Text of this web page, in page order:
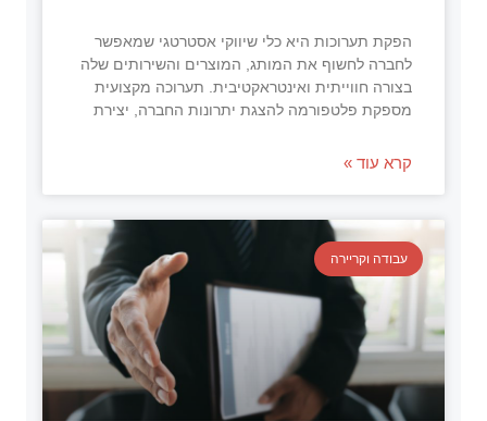
הפקת תערוכות היא כלי שיווקי אסטרטגי שמאפשר
לחברה לחשוף את המותג, המוצרים והשירותים שלה
בצורה חווייתית ואינטראקטיבית. תערוכה מקצועית
מספקת פלטפורמה להצגת יתרונות החברה, יצירת
קרא עוד »
עבודה וקריירה